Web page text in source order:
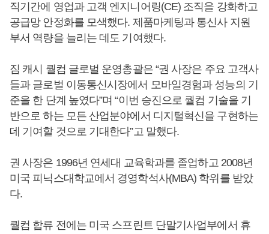
직기간에 영업과 고객 엔지니어링(CE) 조직을 강화하고
공급망 안정화를 모색했다. 제품마케팅과 통신사 지원
부서 역량을 늘리는 데도 기여했다.
짐 캐시 퀄컴 글로벌 운영총괄은 “권 사장은 주요 고객사
들과 글로벌 이동통신시장에서 모바일경험과 성능의 기
준을 한 단계 높였다”며 “이번 승진으로 퀄컴 기술을 기
반으로 하는 모든 산업분야에서 디지털혁신을 구현하는
데 기여할 것으로 기대한다”고 말했다.
권 사장은 1996년 연세대 교육학과를 졸업하고 2008년
미국 피닉스대학교에서 경영학석사(MBA) 학위를 받았
다.
퀄컴 합류 전에는 미국 스프린트 단말기사업부에서 휴